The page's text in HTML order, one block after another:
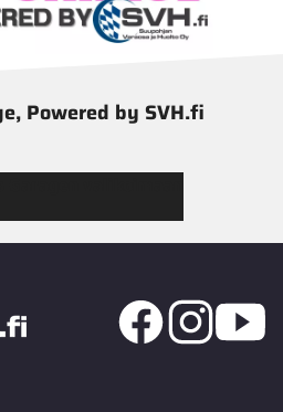
Powered by SVH.fi